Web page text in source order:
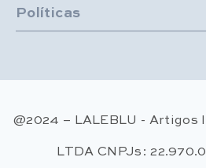
Políticas
@2024 – LALEBLU - Artigos
LTDA CNPJs: